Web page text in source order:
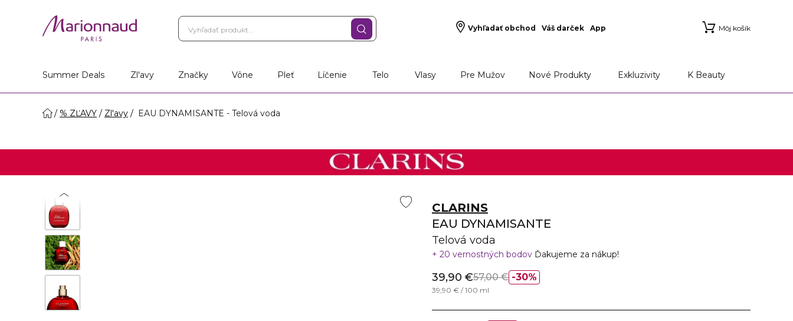
Vyhľadať obchod Váš darček App Môj košík
Summer Deals Zl'avy Značky Vône Pleť Líčenie Telo Vlasy Pre Mužov Nové Produkty Exkluzivity K Beauty
% ZĽAVY Zl'avy EAU DYNAMISANTE - Telová voda
CLARINS
EAU DYNAMISANTE
Telová voda
20 vernostných bodov Ďakujeme za nákup!
30%
39,90 €57,00 €
39,90 € / 100 ml